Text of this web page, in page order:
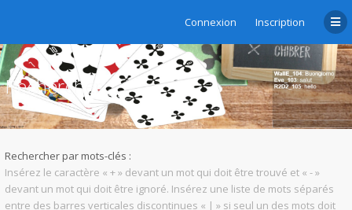
Connexion Inscription
Rechercher
Rechercher par mots-clés :
Insérez le caractère « + » devant un mot qui doit être trouvé et « - »
devant un mot qui doit être ignoré. Insérez une liste de mots séparés
entre des barres verticales discontinues « | » si seul un des mots doit